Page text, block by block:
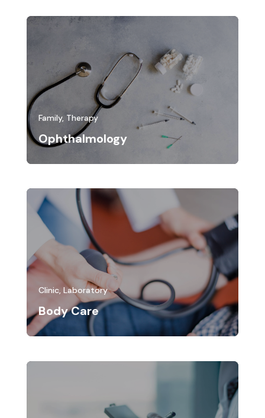
Ophthalmology
Family, Therapy
Body Care
Clinic, Laboratory